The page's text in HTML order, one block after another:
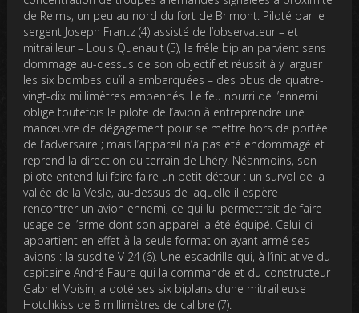
de Reims, un peu au nord du fort de Brimont. Piloté par le
sergent Joseph Frantz (4) assisté de l’observateur – et
mitrailleur – Louis Quenault (5), le frêle biplan parvient sans
dommage au-dessus de son objectif et réussit à y larguer
les six bombes qu’il a embarquées – des obus de quatre-
vingt-dix millimètres empennés. Le feu nourri de l’ennemi
oblige toutefois le pilote de l’avion à entreprendre une
manœuvre de dégagement pour se mettre hors de portée
de l’adversaire ; mais l’appareil n’a pas été endommagé et
reprend la direction du terrain de Lhéry. Néanmoins, son
pilote entend lui faire faire un petit détour : un survol de la
vallée de la Vesle, au-dessus de laquelle il espère
rencontrer un avion ennemi, ce qui lui permettrait de faire
usage de l’arme dont son appareil a été équipé. Celui-ci
appartient en effet à la seule formation ayant armé ses
avions : la susdite V 24 (6). Une escadrille qui, à l’initiative du
capitaine André Faure qui la commande et du constructeur
Gabriel Voisin, a doté ses six biplans d’une mitrailleuse
Hotchkiss de 8 millimètres de calibre (7).